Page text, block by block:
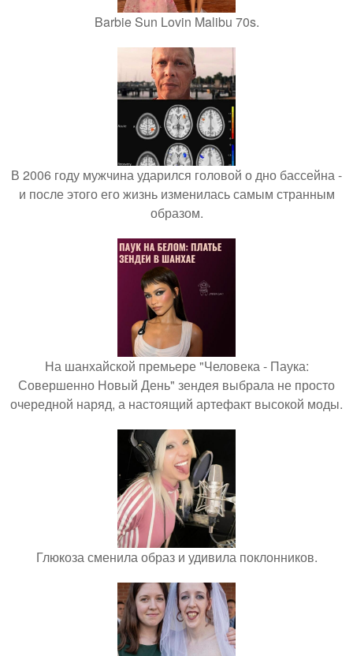
Barbie Sun Lovin Malibu 70s.
В 2006 году мужчина ударился головой о дно бассейна -
и после этого его жизнь изменилась самым странным
образом.
На шанхайской премьере "Человека - Паука:
Совершенно Новый День" зендея выбрала не просто
очередной наряд, а настоящий артефакт высокой моды.
Глюкоза сменила образ и удивила поклонников.